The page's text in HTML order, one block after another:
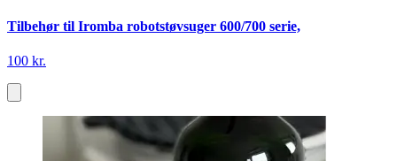
Tilbehør til Iromba robotstøvsuger 600/700 serie,
100 kr.